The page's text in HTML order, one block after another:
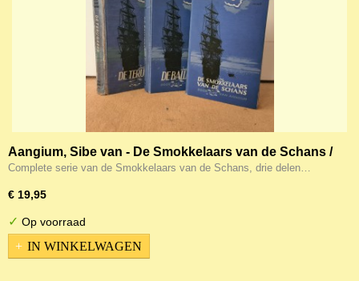
Aangium, Sibe van - De Smokkelaars van de Schans /
De Ballingen / De Terugkeer
Complete serie van de Smokkelaars van de Schans, drie delen…
€ 19,95
✓ Op voorraad
IN WINKELWAGEN